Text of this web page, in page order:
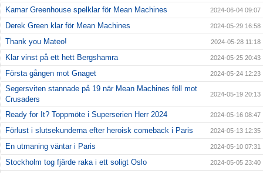
Kamar Greenhouse spelklar för Mean Machines 2024-06-04 09:07
Derek Green klar för Mean Machines 2024-05-29 16:58
Thank you Mateo! 2024-05-28 11:18
Klar vinst på ett hett Bergshamra 2024-05-25 20:43
Första gången mot Gnaget 2024-05-24 12:23
Segersviten stannade på 19 när Mean Machines föll mot
Crusaders
2024-05-19 20:13
Ready for It? Toppmöte i Superserien Herr 2024 2024-05-16 08:47
Förlust i slutsekunderna efter heroisk comeback i Paris 2024-05-13 12:35
En utmaning väntar i Paris 2024-05-10 07:31
Stockholm tog fjärde raka i ett soligt Oslo 2024-05-05 23:40